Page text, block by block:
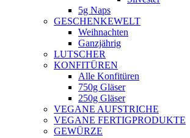
5g Naps
GESCHENKEWELT
Weihnachten
Ganzjährig
LUTSCHER
KONFITÜREN
Alle Konfitüren
750g Gläser
250g Gläser
VEGANE AUFSTRICHE
VEGANE FERTIGPRODUKTE
GEWÜRZE